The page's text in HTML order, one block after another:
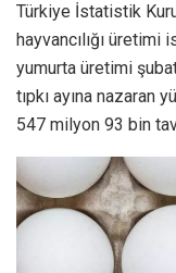
Türkiye İstatistik
hayvancılığı üretimi
yumurta üretimi
tıpkı ayına nazaran
547 milyon 93 bin